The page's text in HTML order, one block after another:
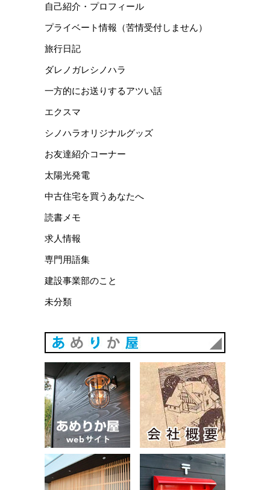
自己紹介・プロフィール
プライベート情報（苦情受付しません）
旅行日記
ダレノガレシノハラ
一方的にお送りするアツい話
エクスマ
シノハラオリジナルグッズ
お友達紹介コーナー
太陽光発電
中古住宅を買うあなたへ
読書メモ
求人情報
専門用語集
建設事業部のこと
未分類
あめりか屋WEBサイト